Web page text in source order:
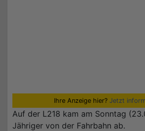
Ihre Anzeige hier? Jetzt
Auf der L218 kam am Sonntag
Jähriger von der Fahrbahn ab.